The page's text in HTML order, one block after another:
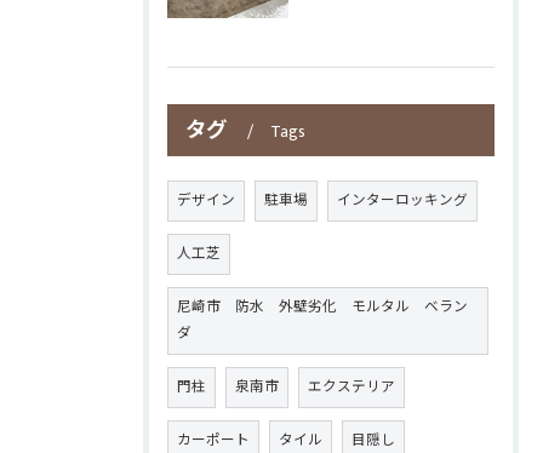
タグ Tags
デザイン 駐車場 インターロッキング
人工芝
尼崎市 防水 外壁劣化 モルタル ベラン
ダ
門柱 泉南市 エクステリア
カーポート タイル 目隠し